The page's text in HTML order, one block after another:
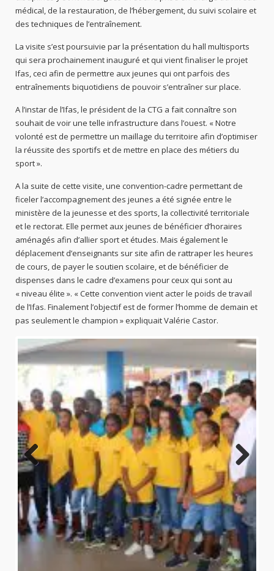
médical, de la restauration, de l’hébergement, du suivi scolaire et
des techniques de l’entraînement.
La visite s’est poursuivie par la présentation du hall multisports
qui sera prochainement inauguré et qui vient finaliser le projet
Ifas, ceci afin de permettre aux jeunes qui ont parfois des
entraînements biquotidiens de pouvoir s’entraîner sur place.
A l’instar de l’Ifas, le président de la CTG a fait connaître son
souhait de voir une telle infrastructure dans l’ouest. « Notre
volonté est de permettre un maillage du territoire afin d’optimiser
la réussite des sportifs et de mettre en place des métiers du
sport ».
A la suite de cette visite, une convention-cadre permettant de
ficeler l’accompagnement des jeunes a été signée entre le
ministère de la jeunesse et des sports, la collectivité territoriale
et le rectorat. Elle permet aux jeunes de bénéficier d’horaires
aménagés afin d’allier sport et études. Mais également le
déplacement d’enseignants sur site afin de rattraper les heures
de cours, de payer le soutien scolaire, et de bénéficier de
dispenses dans le cadre d’examens pour ceux qui sont au
« niveau élite ». « Cette convention vient acter le poids de travail
de l’Ifas. Finalement l’objectif est de former l’homme de demain et
pas seulement le champion » expliquait Valérie Castor.
Previo
us
Next